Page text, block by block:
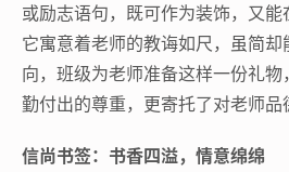
或励志语句，既可作为装饰，又能
它寓意着老师的教诲如尺，虽简
向，班级为老师准备这样一份礼
勤付出的尊重，更寄托了对老师品
信尚书签：书香四溢，情意绵绵